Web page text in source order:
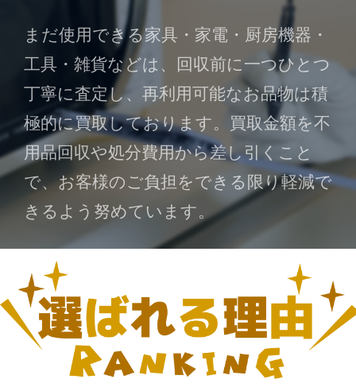
まだ使用できる家具・家電・厨房機器・
工具・雑貨などは、回収前に一つひとつ
丁寧に査定し、再利用可能なお品物は積
極的に買取しております。買取金額を不
用品回収や処分費用から差し引くこと
で、お客様のご負担をできる限り軽減で
きるよう努めています。